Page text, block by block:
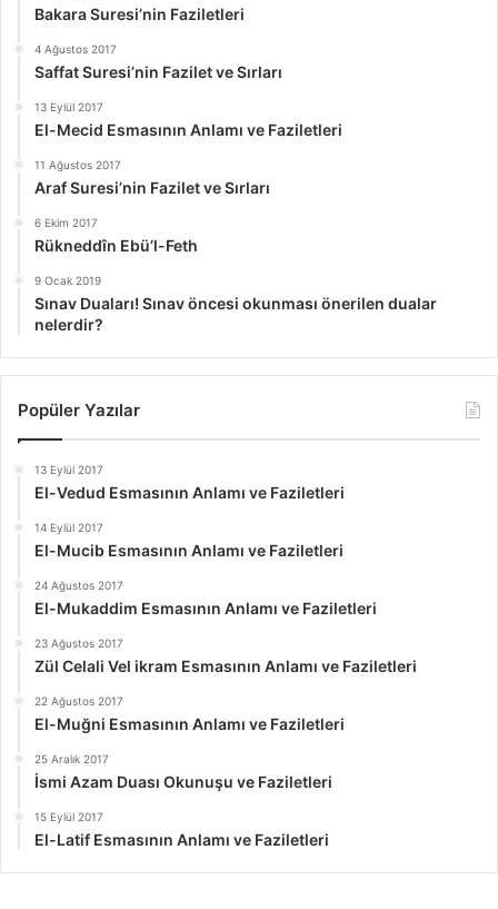
Bakara Suresi’nin Faziletleri
4 Ağustos 2017
Saffat Suresi’nin Fazilet ve Sırları
13 Eylül 2017
El-Mecid Esmasının Anlamı ve Faziletleri
11 Ağustos 2017
Araf Suresi’nin Fazilet ve Sırları
6 Ekim 2017
Rükneddîn Ebü’l-Feth
9 Ocak 2019
Sınav Duaları! Sınav öncesi okunması önerilen dualar
nelerdir?
Popüler Yazılar
13 Eylül 2017
El-Vedud Esmasının Anlamı ve Faziletleri
14 Eylül 2017
El-Mucib Esmasının Anlamı ve Faziletleri
24 Ağustos 2017
El-Mukaddim Esmasının Anlamı ve Faziletleri
23 Ağustos 2017
Zül Celali Vel ikram Esmasının Anlamı ve Faziletleri
22 Ağustos 2017
El-Muğni Esmasının Anlamı ve Faziletleri
25 Aralık 2017
İsmi Azam Duası Okunuşu ve Faziletleri
15 Eylül 2017
El-Latif Esmasının Anlamı ve Faziletleri